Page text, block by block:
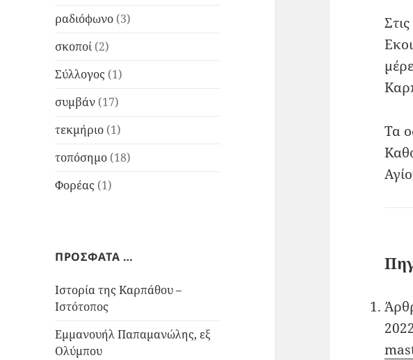
ραδιόφωνο (3)
σκοποί(2)
Σύλλογος (1)
συμβάν (17)
τεκμήριο (1)
τοπόσημο (18)
Φορέας (1)
ΠΡΟΣΦΑΤΑ …
Ιστορία της Καρπάθου –
Ιστότοπος
Εμμανουήλ Παπαμανώλης, εξ
Ολύμπου
Τα